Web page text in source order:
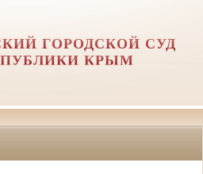
ГОРОДСКОЙ СУД
КРЫМ